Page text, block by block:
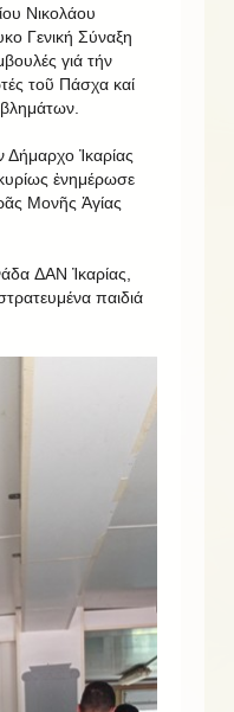
Νικολάου
Γενική Σύναξη
γιά τήν
τοῦ Πάσχα καί
Ἰκαρίας
ἐνημέρωσε
Μονῆς Ἁγίας
ΔΑΝ Ἰκαρίας,
παιδιά